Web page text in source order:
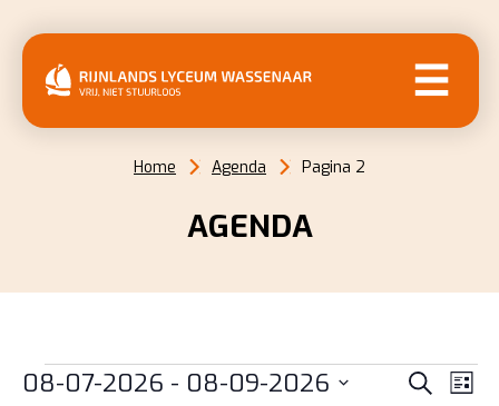
Home Agenda Pagina 2
AGENDA
EVENEMENTEN Zoeken
Lijst
08-07-2026 - 08-09-2026